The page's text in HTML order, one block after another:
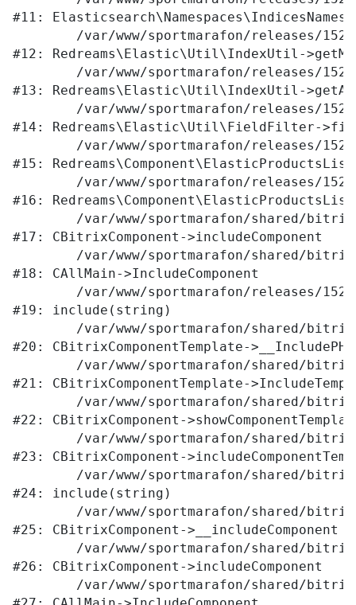
#11:
#12: Redreams\Elastic\Util\IndexUtil-
#13: Redreams\Elastic\Util\IndexUtil-
#14: Redreams\Elastic\Util\FieldFilter-
#15:
#16:
#17: CBitrixComponent->includeComponent
#18: CAllMain->IncludeComponent
#19: include(string)
#20: CBitrixComponentTemplate-
#21: CBitrixComponentTemplate-
#22: CBitrixComponent-
#23: CBitrixComponent-
#24: include(string)
#25: CBitrixComponent->__includeComponent
#26: CBitrixComponent->includeComponent